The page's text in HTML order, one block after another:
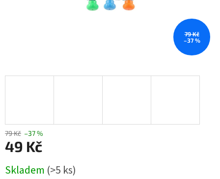
79 Kč
–37 %
79 Kč –37 %
49 Kč
cena:
Skladem (>5 ks)